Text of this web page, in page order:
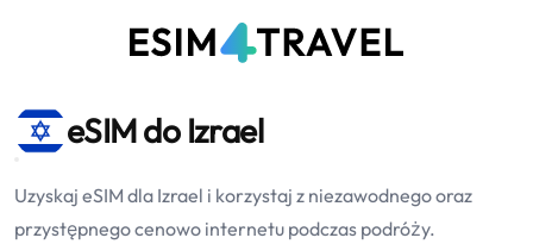
eSIM do Izrael
Uzyskaj eSIM dla Izrael i korzystaj z niezawodnego oraz
przystępnego cenowo internetu podczas podróży.